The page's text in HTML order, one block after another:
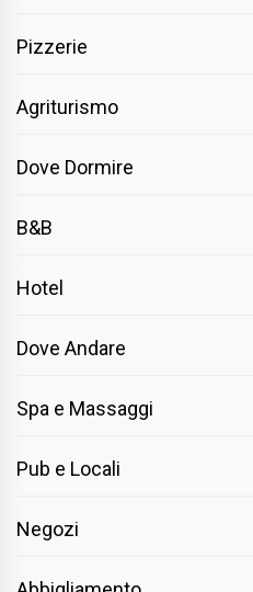
Pizzerie
Agriturismo
Dove Dormire
B&B
Hotel
Dove Andare
Spa e Massaggi
Pub e Locali
Negozi